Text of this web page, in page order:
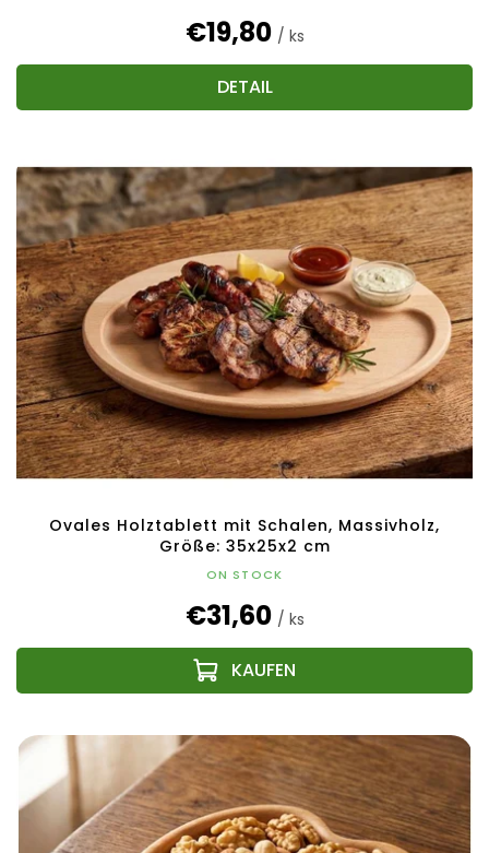
€19,80 / ks
DETAIL
Ovales Holztablett mit Schalen, Massivholz,
Größe: 35x25x2 cm
ON STOCK
€31,60 / ks